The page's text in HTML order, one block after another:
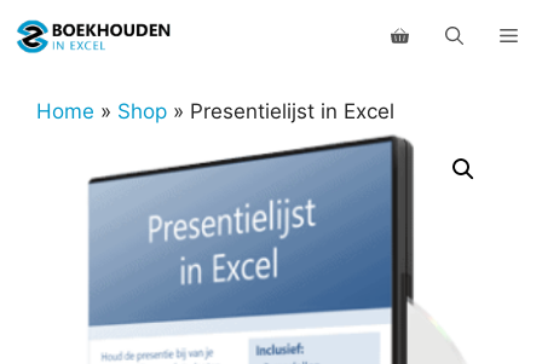
naar
inhoudHome » Shop » Presentielijst in Excel